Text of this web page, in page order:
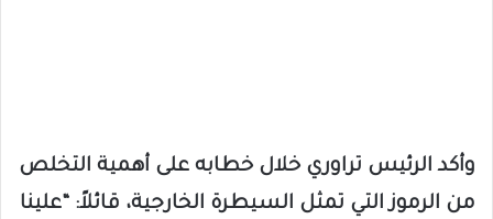
وأكد الرئيس تراوري خلال خطابه على أهمية التخلص
من الرموز التي تمثل السيطرة الخارجية، قائلاً: “علينا